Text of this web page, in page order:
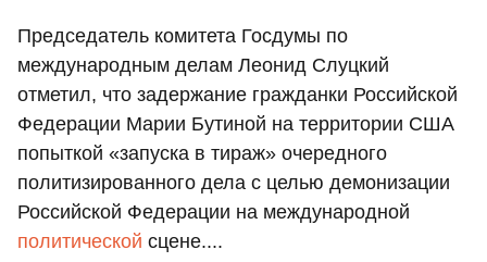
Председатель комитета Госдумы по
международным делам Леонид Слуцкий
отметил, что задержание гражданки Российской
Федерации Марии Бутиной на территории США
попыткой «запуска в тираж» очередного
политизированного дела с целью демонизации
Российской Федерации на международной
политической сцене....